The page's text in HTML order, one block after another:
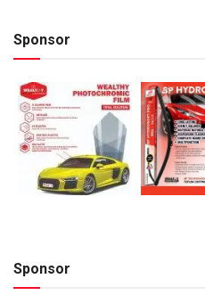
Sponsor
Sponsor